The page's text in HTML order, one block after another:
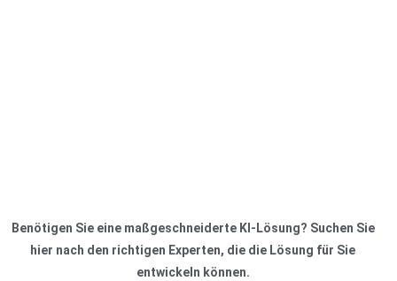
Benötigen Sie eine maßgeschneiderte KI-Lösung? Suchen Sie
hier nach den richtigen Experten, die die Lösung für Sie
entwickeln können.